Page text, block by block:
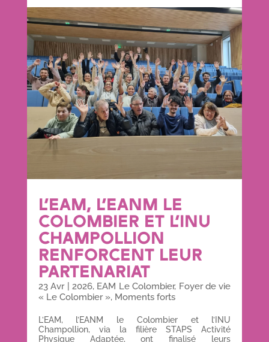
L’EAM, L’EANM LE
COLOMBIER ET L’INU
CHAMPOLLION
RENFORCENT LEUR
PARTENARIAT
23 Avr| 2026, EAM Le Colombier, Foyer de vie
« Le Colombier », Moments forts
L’EAM, l’EANM le Colombier et l’INU
Champollion, via la filière STAPS Activité
Physique Adaptée, ont finalisé leurs